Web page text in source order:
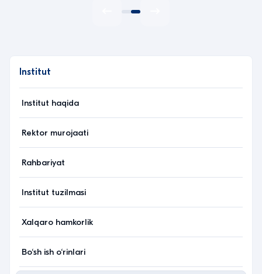
Institut
Institut haqida
Rektor murojaati
Rahbariyat
Institut tuzilmasi
Xalqaro hamkorlik
Bo‘sh ish o‘rinlari